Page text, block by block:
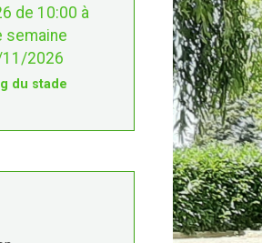
de 10:00 à
semaine
2026
du stade